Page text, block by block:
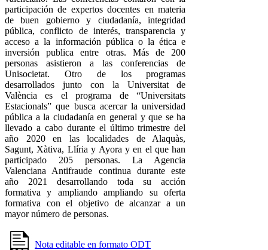
participación de expertos docentes en materia
de buen gobierno y ciudadanía, integridad
pública, conflicto de interés, transparencia y
acceso a la información pública o la ética e
inversión publica entre otras. Más de 200
personas asistieron a las conferencias de
Unisocietat.
Otro de los programas
desarrollados junto con la Universitat de
València es el programa de “Universitats
Estacionals” que busca acercar la universidad
pública a la ciudadanía en general y que se ha
llevado a cabo durante el último trimestre del
año 2020 en las localidades de Alaquàs,
Sagunt, Xàtiva, Llíria y Ayora y en el que han
participado 205 personas.
La Agencia
Valenciana Antifraude continua durante este
año 2021 desarrollando toda su acción
formativa y ampliando ampliando su oferta
formativa con el objetivo de alcanzar a un
mayor número de personas.
Nota editable en formato ODT